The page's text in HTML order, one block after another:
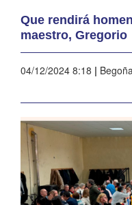
Que rendirá
maestro, Gregorio
04/12/2024 8:18 |